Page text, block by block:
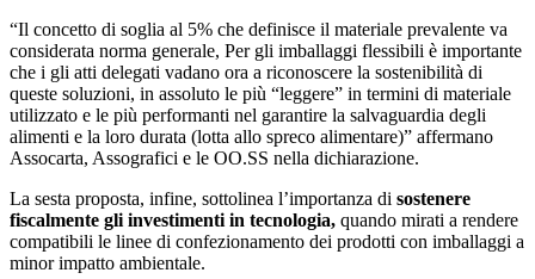
“Il concetto di soglia al 5% che definisce il materiale prevalente va
considerata norma generale, Per gli imballaggi flessibili è importante
che i gli atti delegati vadano ora a riconoscere la sostenibilità di
queste soluzioni, in assoluto le più “leggere” in termini di materiale
utilizzato e le più performanti nel garantire la salvaguardia degli
alimenti e la loro durata (lotta allo spreco alimentare)” affermano
Assocarta, Assografici e le OO.SS nella dichiarazione.
La sesta proposta, infine, sottolinea l’importanza di sostenere
fiscalmente gli investimenti in tecnologia, quando mirati a rendere
compatibili le linee di confezionamento dei prodotti con imballaggi a
minor impatto ambientale.